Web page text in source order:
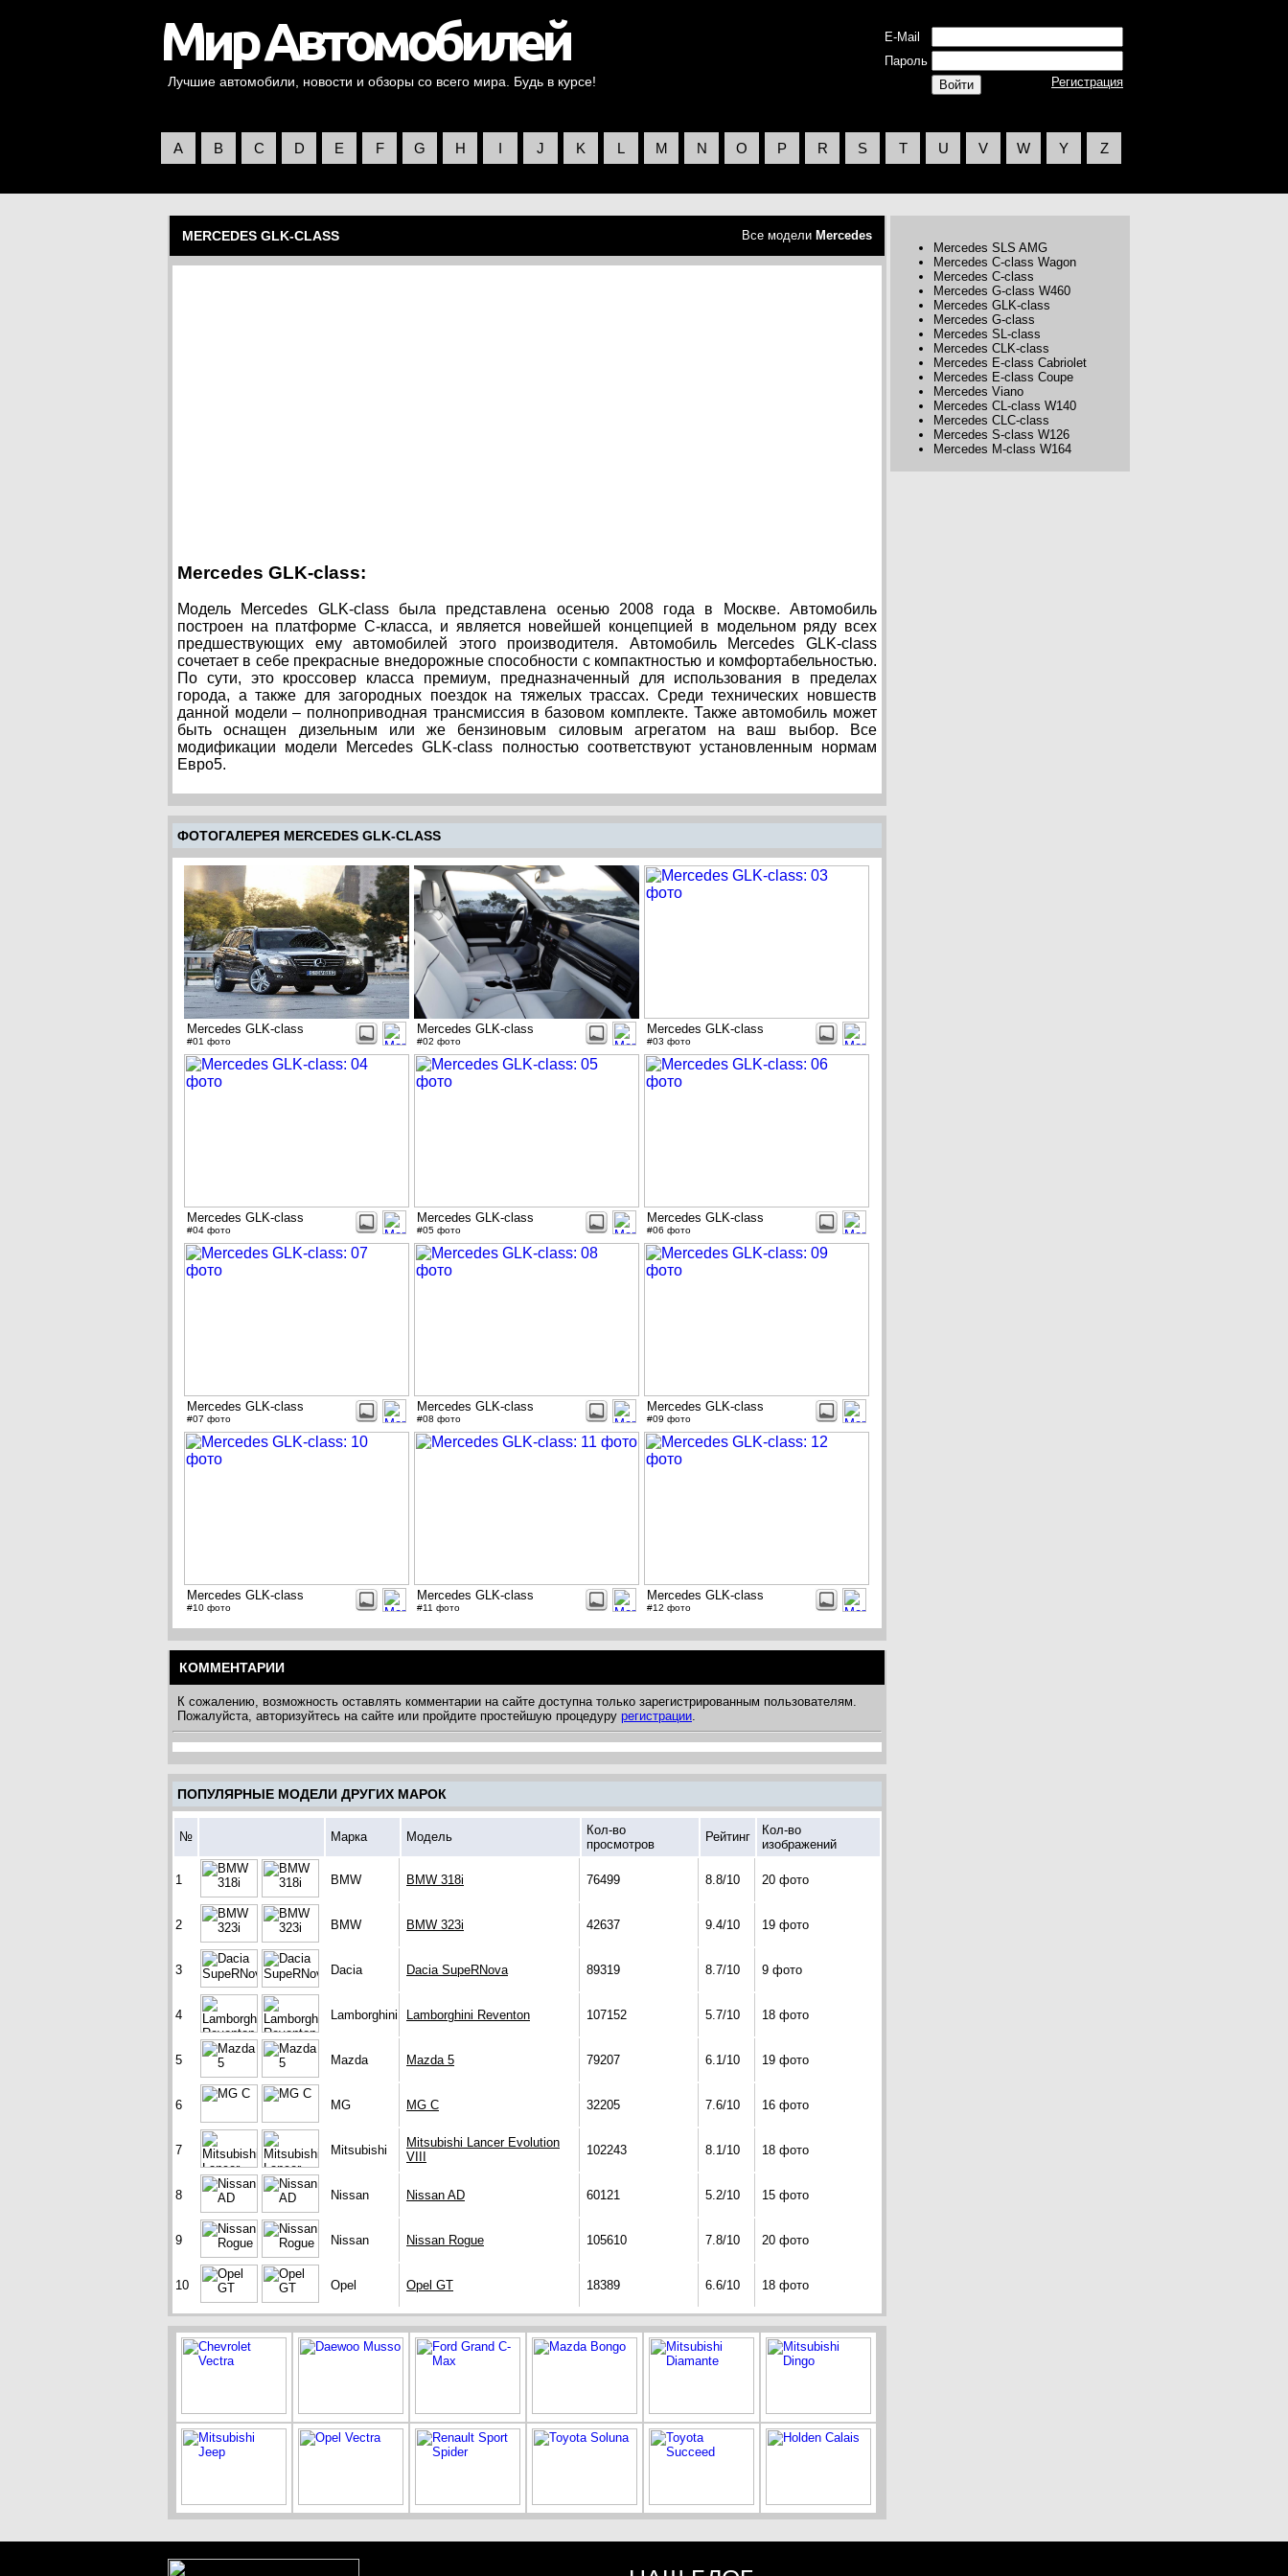
Лучшие автомобили, новости и обзоры со всего мира. Будь в курсе!
E-Mail
Пароль
Регистрация
A B C D E F G H I J K L M N O P R S T U V W Y Z
MERCEDES GLK-CLASS Все модели Mercedes
Mercedes GLK-class:
Модель Mercedes GLK-class была представлена осенью 2008 года в Москве. Автомобиль
построен на платформе С-класса, и является новейшей концепцией в модельном ряду всех
предшествующих ему автомобилей этого производителя. Автомобиль Mercedes GLK-class
сочетает в себе прекрасные внедорожные способности с компактностью и комфортабельностью.
По сути, это кроссовер класса премиум, предназначенный для использования в пределах
города, а также для загородных поездок на тяжелых трассах. Среди технических новшеств
данной модели – полноприводная трансмиссия в базовом комплекте. Также автомобиль может
быть оснащен дизельным или же бензиновым силовым агрегатом на ваш выбор. Все
модификации модели Mercedes GLK-class полностью соответствуют установленным нормам
Евро5.
ФОТОГАЛЕРЕЯ MERCEDES GLK-CLASS
Mercedes GLK-class
#01 фото
Mercedes GLK-class
#02 фото
Mercedes GLK-class
#03 фото
Mercedes GLK-class
#04 фото
Mercedes GLK-class
#05 фото
Mercedes GLK-class
#06 фото
Mercedes GLK-class
#07 фото
Mercedes GLK-class
#08 фото
Mercedes GLK-class
#09 фото
Mercedes GLK-class
#10 фото
Mercedes GLK-class
#11 фото
Mercedes GLK-class
#12 фото
КОММЕНТАРИИ
К сожалению, возможность оставлять комментарии на сайте доступна только зарегистрированным пользователям.
Пожалуйста, авторизуйтесь на сайте или пройдите простейшую процедуру регистрации.
ПОПУЛЯРНЫЕ МОДЕЛИ ДРУГИХ МАРОК
№ Марка Модель
Кол-во
просмотров
Рейтинг
Кол-во
изображений
1 BMW BMW 318i 76499 8.8/10 20 фото
2 BMW BMW 323i 42637 9.4/10 19 фото
3 Dacia Dacia SupeRNova 89319 8.7/10 9 фото
4 Lamborghini Lamborghini Reventon 107152 5.7/10 18 фото
5 Mazda Mazda 5 79207 6.1/10 19 фото
6 MG MG C 32205 7.6/10 16 фото
7 Mitsubishi
Mitsubishi Lancer Evolution
VIII
102243 8.1/10 18 фото
8 Nissan Nissan AD 60121 5.2/10 15 фото
9 Nissan Nissan Rogue 105610 7.8/10 20 фото
10 Opel Opel GT 18389 6.6/10 18 фото
Mercedes SLS AMG
Mercedes C-class Wagon
Mercedes C-class
Mercedes G-class W460
Mercedes GLK-class
Mercedes G-class
Mercedes SL-class
Mercedes CLK-class
Mercedes E-class Cabriolet
Mercedes E-class Coupe
Mercedes Viano
Mercedes CL-class W140
Mercedes CLC-class
Mercedes S-class W126
Mercedes M-class W164